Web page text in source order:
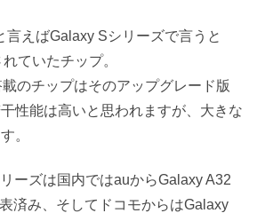
言えばGalaxy Sシリーズで言うと
ていたチップ。
のチップはそのアップグレード版
性能は高いと思われますが、大きな
。
ーズは国内ではauからGalaxy A32
済み、そしてドコモからはGalaxy